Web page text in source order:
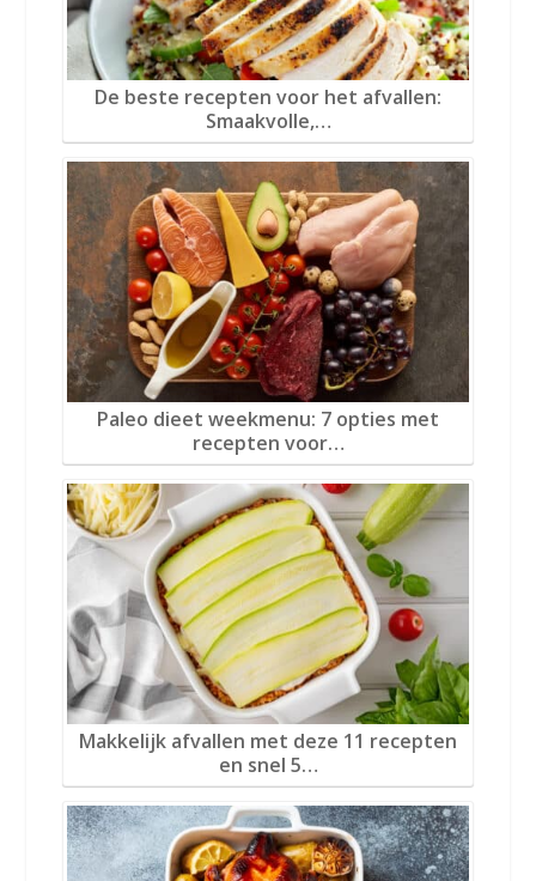
De beste recepten voor het afvallen:
Smaakvolle,…
Paleo dieet weekmenu: 7 opties met
recepten voor…
Makkelijk afvallen met deze 11 recepten
en snel 5…